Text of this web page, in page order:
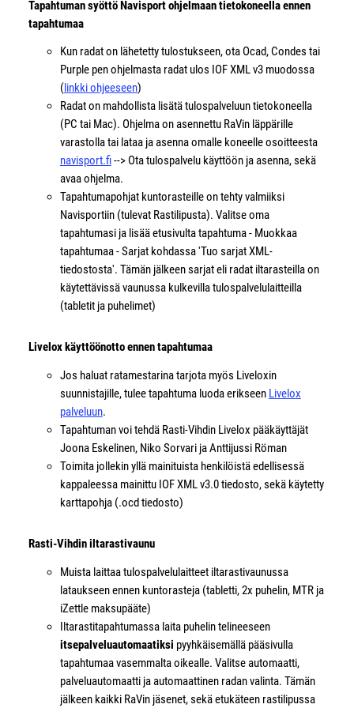
Tapahtuman syöttö Navisport ohjelmaan tietokoneella ennen
tapahtumaa
Kun radat on lähetetty tulostukseen, ota Ocad, Condes tai
Purple pen ohjelmasta radat ulos IOF XML v3 muodossa
( linkki ohjeeseen)
Radat on mahdollista lisätä tulospalveluun tietokoneella
(PC tai Mac). Ohjelma on asennettu RaVin läppärille
varastolla tai lataa ja asenna omalle koneelle osoitteesta
navisport.fi--> Ota tulospalvelu käyttöön ja asenna, sekä
avaa ohjelma.
Tapahtumapohjat kuntorasteille on tehty valmiiksi
Navisportiin (tulevat Rastilipusta). Valitse oma
tapahtumasi ja lisää etusivulta tapahtuma - Muokkaa
tapahtumaa - Sarjat kohdassa 'Tuo sarjat XML-
tiedostosta'. Tämän jälkeen sarjat eli radat iltarasteilla on
käytettävissä vaunussa kulkevilla tulospalvelulaitteilla
(tabletit ja puhelimet)
Livelox käyttöönotto ennen tapahtumaa
Jos haluat ratamestarina tarjota myös Liveloxin
suunnistajille, tulee tapahtuma luoda erikseen Livelox
palveluun.
Tapahtuman voi tehdä Rasti-Vihdin Livelox pääkäyttäjät
Joona Eskelinen, Niko Sorvari ja Anttijussi Röman
Toimita jollekin yllä mainituista henkilöistä edellisessä
kappaleessa mainittu IOF XML v3.0 tiedosto, sekä käytetty
karttapohja (.ocd tiedosto)
Rasti-Vihdin iltarastivaunu
Muista laittaa tulospalvelulaitteet iltarastivaunussa
lataukseen ennen kuntorasteja (tabletti, 2x puhelin, MTR ja
iZettle maksupääte)
Iltarastitapahtumassa laita puhelin telineeseen
itsepalveluautomaatiksi pyyhkäisemällä pääsivulla
tapahtumaa vasemmalta oikealle. Valitse automaatti,
palveluautomaatti ja automaattinen radan valinta. Tämän
jälkeen kaikki RaVin jäsenet, sekä etukäteen rastilipussa